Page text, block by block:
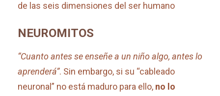
de las seis dimensiones del ser humano
NEUROMITOS
“Cuanto antes se enseñe a un niño algo, antes lo
aprenderá”. Sin embargo, si su “cableado
neuronal” no está maduro para ello, no lo